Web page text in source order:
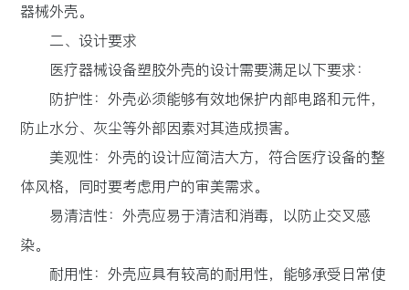
器械外壳。
二、设计要求
医疗器械设备塑胶外壳的设计需要满足以下要求：
防护性：外壳必须能够有效地保护内部电路和元件，
防止水分、灰尘等外部因素对其造成损害。
美观性：外壳的设计应简洁大方，符合医疗设备的整
体风格，同时要考虑用户的审美需求。
易清洁性：外壳应易于清洁和消毒，以防止交叉感
染。
耐用性：外壳应具有较高的耐用性，能够承受日常使